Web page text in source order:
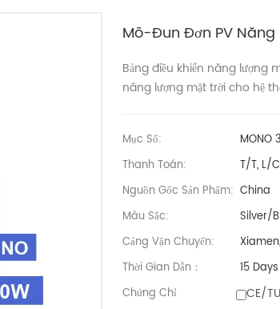
Mô-Đun Đơn PV Năng
Bảng điều khiển năng lượng
năng lượng mặt trời cho hệ
Mục Số:
MONO
Thanh Toán:
T/T, L/
Nguồn Gốc Sản Phẩm: China
Màu Sắc:
Silver/
Cảng Vận Chuyển:
Thời Gian Dẫn：
15 Days
Chứng Chỉ
CE/